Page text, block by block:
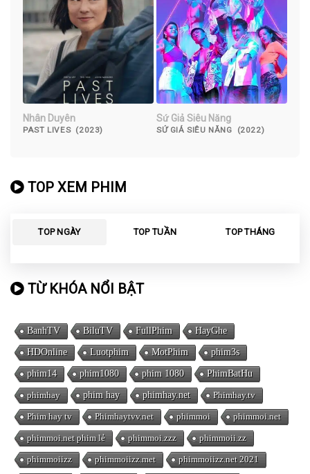
Nhân Duyên
PAST LIVES (2023)
Sứ Giả Siêu Năng
SỨ GIẢ SIÊU NĂNG (2022)
TOP XEM PHIM
TOP NGÀY TOP TUẦN TOP THÁNG
TỪ KHÓA NỔI BẬT
BanhTV BiluTV FullPhim HayGhe
HDOnline Luotphim MotPhim phim3s
phim14 phim1080 phim 1080 PhimBatHu
phimhay phim hay phimhay.net Phimhay.tv
Phim hay tv Phimhaytvv.net phimmoi phimmoi.net
phimmoi.net phim lẻ phimmoi.zzz phimmoii.zz
phimmoiizz phimmoiizz.met phimmoiizz.net 2021